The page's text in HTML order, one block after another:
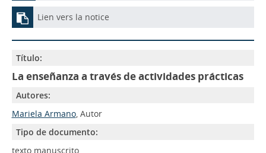
Lien vers la notice
Título:
La enseñanza a través de actividades prácticas
Autores:
Mariela Armano, Autor
Tipo de documento:
texto manuscrito